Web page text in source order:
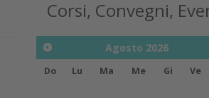
Corsi, Convegni,
Agosto 2026
Do Lu Ma Me Gi Ve